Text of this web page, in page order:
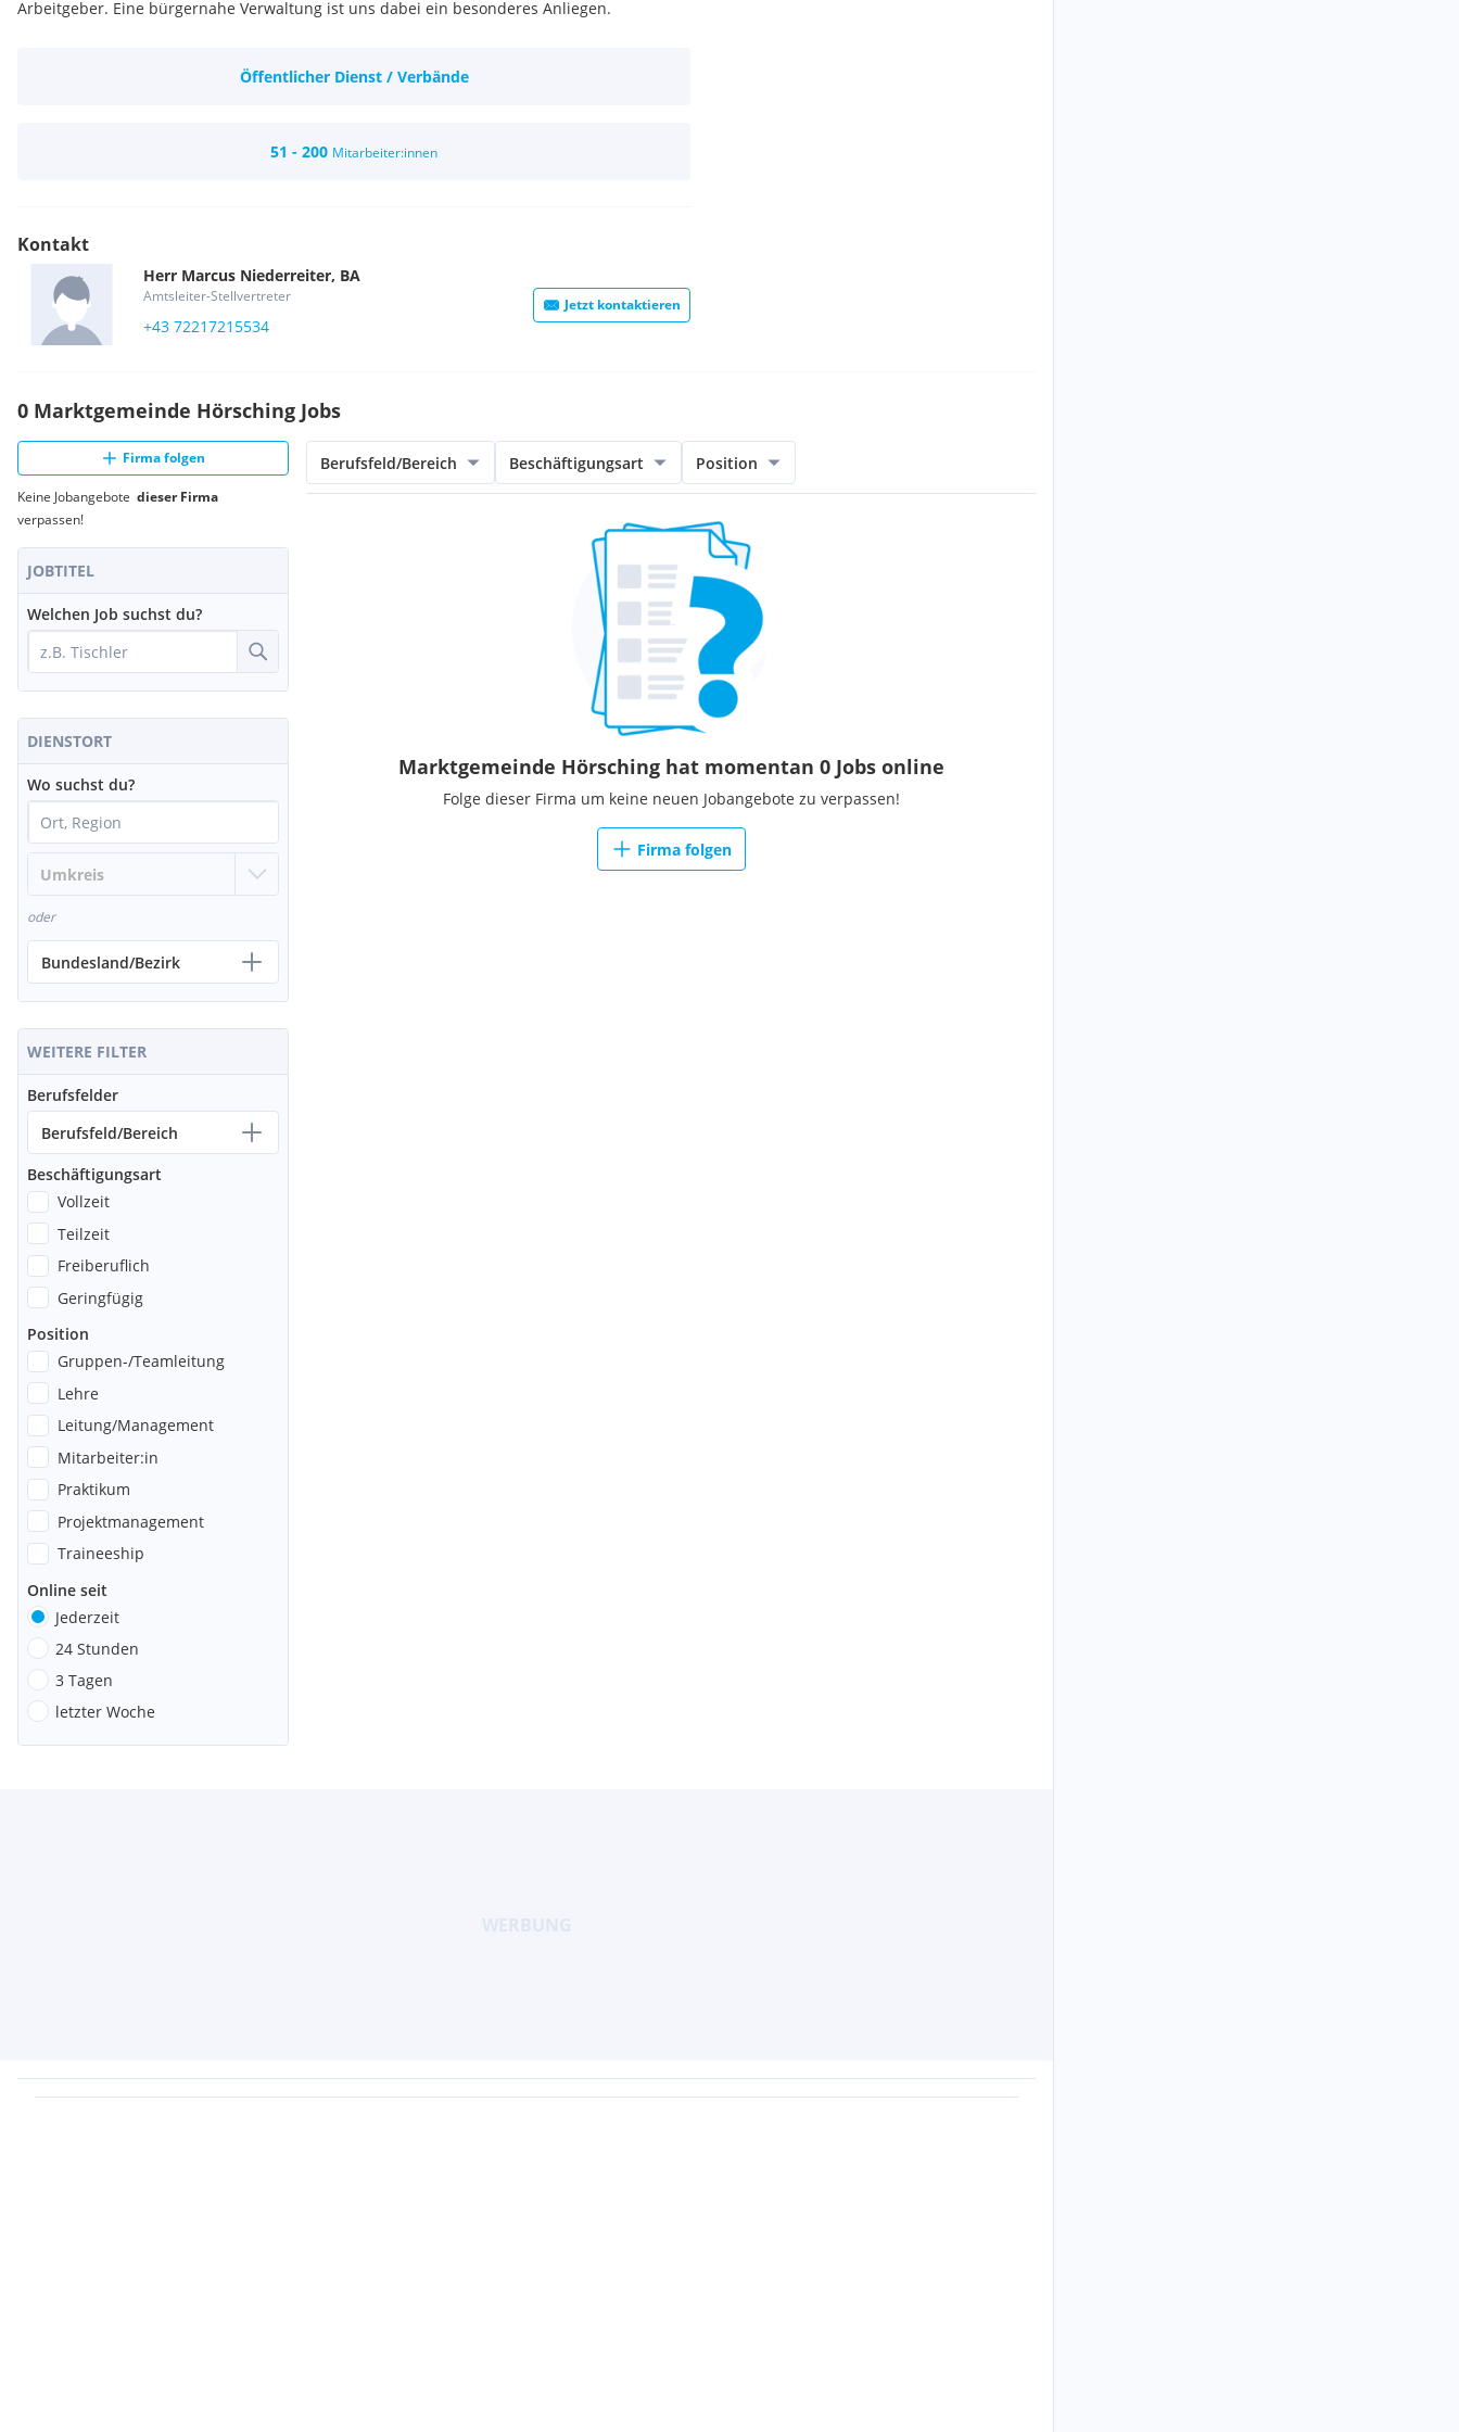
Arbeitgeber. Eine bürgernahe Verwaltung ist uns dabei ein besonderes Anliegen.
Öffentlicher Dienst / Verbände
51 - 200 Mitarbeiter:innen
Kontakt
Herr Marcus Niederreiter, BA
Amtsleiter-Stellvertreter
+43 72217215534
Jetzt kontaktieren
0 Marktgemeinde Hörsching Jobs
Firma folgen
Keine Jobangebote dieser Firma
verpassen!
JOBTITEL
Welchen Job suchst du?
DIENSTORT
Wo suchst du?
oder
Bundesland/Bezirk
WEITERE FILTER
Berufsfelder
Berufsfeld/Bereich
Beschäftigungsart
Vollzeit
Teilzeit
Freiberuflich
Geringfügig
Position
Gruppen-/Teamleitung
Lehre
Leitung/Management
Mitarbeiter:in
Praktikum
Projektmanagement
Traineeship
Online seit
Jederzeit
24 Stunden
3 Tagen
letzter Woche
Berufsfeld/Bereich Beschäftigungsart Position
Marktgemeinde Hörsching hat momentan 0 Jobs online
Folge dieser Firma um keine neuen Jobangebote zu verpassen!
Firma folgen